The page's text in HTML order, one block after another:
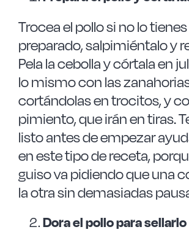
Trocea el pollo si no lo
preparado, salpimiéntalo y
Pela la cebolla y córtala en
lo mismo con las
cortándolas en trocitos, y
pimiento, que irán en tiras.
listo antes de empezar
en este tipo de receta,
guiso va pidiendo que una
la otra sin demasiadas
Dora el pollo para